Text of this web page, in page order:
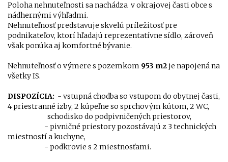
Poloha nehnuteľnosti sa nachádza v okrajovej časti obce s
nádhernými výhľadmi.
Nehnuteľnosť predstavuje skvelú príležitosť pre
podnikateľov, ktorí hľadajú reprezentatívne sídlo, zároveň
však ponúka aj komfortné bývanie.
Nehnuteľnosť o výmere s pozemkom 953 m2 je napojená na
všetky IS.
DISPOZÍCIA: - vstupná chodba so vstupom do obytnej časti,
4 priestranné izby, 2 kúpeľne so sprchovým kútom, 2 WC,
schodisko do podpivničených priestorov,
- pivničné priestory pozostávajú z 3 technických
miestností a kuchyne,
- podkrovie s 2 miestnosťami.